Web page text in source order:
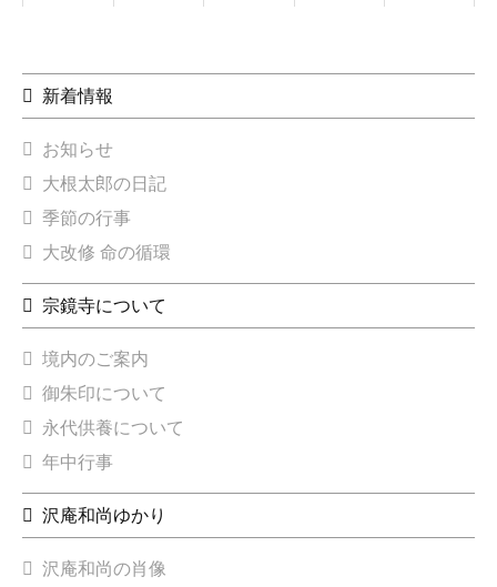
新着情報
お知らせ
大根太郎の日記
季節の行事
大改修 命の循環
宗鏡寺について
境内のご案内
御朱印について
永代供養について
年中行事
沢庵和尚ゆかり
沢庵和尚の肖像